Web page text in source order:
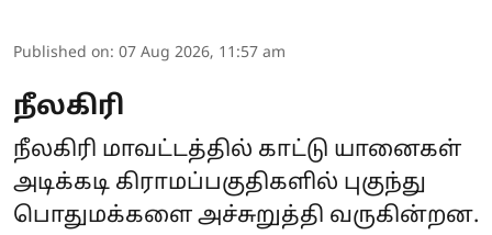
Published on: 07 Aug 2026, 11:57 am
நீலகிரி
நீலகிரி மாவட்டத்தில் காட்டு யானைகள்
அடிக்கடி கிராமப்பகுதிகளில் புகுந்து
பொதுமக்களை அச்சுறுத்தி வருகின்றன.